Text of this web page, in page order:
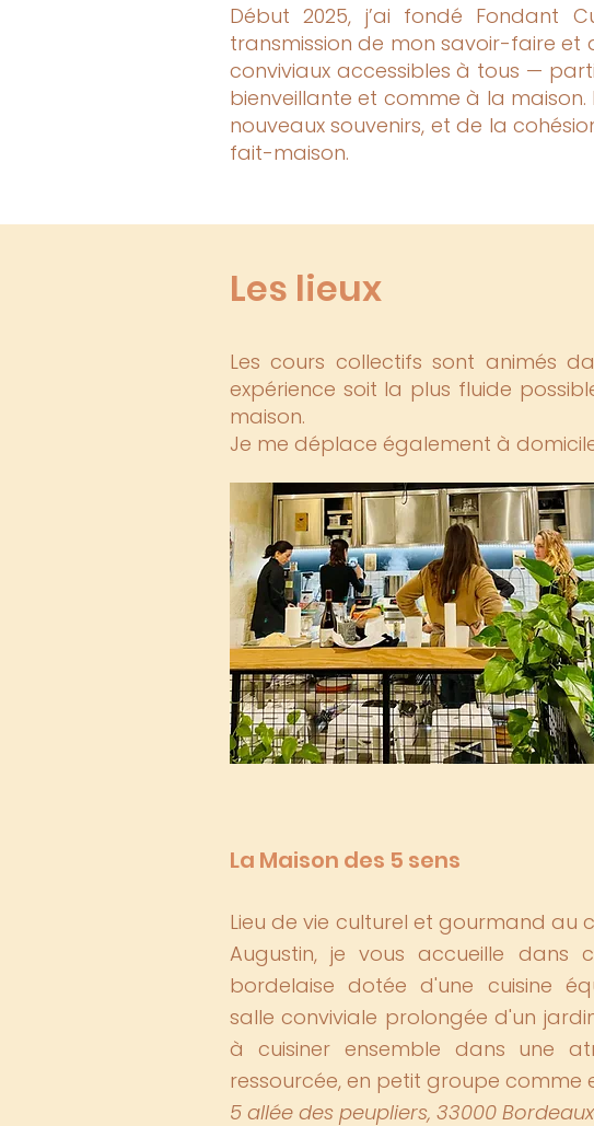
Début 2025, j’ai fondé Fondant
transmission de mon savoir-faire et
conviviaux accessibles à tous —
bienveillante et comme à la
nouveaux souvenirs, et de la
fait-maison.
Les lieux
Les cours collectifs sont animés
expérience soit la plus fluide
maison.
Je me déplace également à
La Maison des 5 sens
Lieu de vie culturel et gourmand
Augustin, je vous accueille dans
bordelaise dotée d'une cuisine
salle conviviale prolongée d'un
à cuisiner ensemble dans une
ressourcée, en petit groupe comme
5 allée des peupliers, 33000 Bordeaux